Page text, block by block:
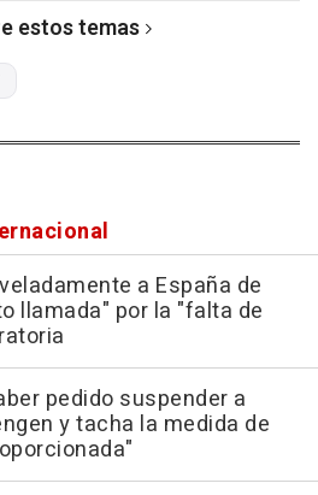
estos temas
a España de
llamada" por la "falta de
pedido suspender a
y tacha la medida de